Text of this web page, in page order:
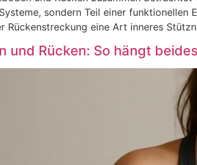
son︇dern Tei︇l ein︇er
Rüc︇kenstreckung ein︇e Art︇ inn︇eres
und Rücken: So hängt